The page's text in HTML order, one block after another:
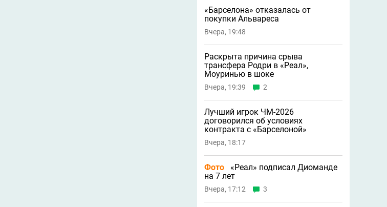
«Барселона» отказалась от
покупки Альвареса
Вчера, 19:48
Раскрыта причина срыва
трансфера Родри в «Реал»,
Моуринью в шоке
Вчера, 19:39 2
Лучший игрок ЧМ-2026
договорился об условиях
контракта с «Барселоной»
Вчера, 18:17
Фото
«Реал» подписал Диоманде
на 7 лет
Вчера, 17:12 3